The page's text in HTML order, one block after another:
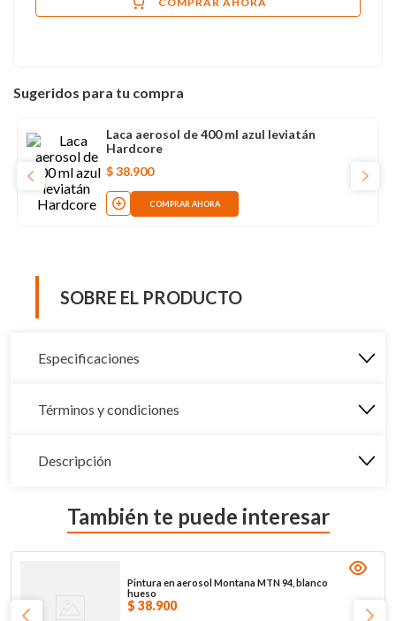
Sugeridos para tu compra
Laca aerosol de 400 ml azul leviatán
Hardcore
$38.900
COMPRAR AHORA
SOBRE EL PRODUCTO
Especificaciones
Términos y condiciones
Descripción
También te puede interesar
Pintura en aerosol Montana MTN 94, blanco
hueso
$ 38.900